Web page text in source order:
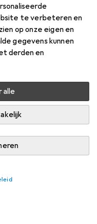
te verbeteren en
op onze eigen en
gegevens kunnen
derden en
slijpers